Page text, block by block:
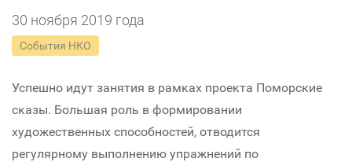
30 ноября 2019 года
События НКО
Успешно идут занятия в рамках проекта Поморские
сказы. Большая роль в формировании
художественных способностей, отводится
регулярному выполнению упражнений по